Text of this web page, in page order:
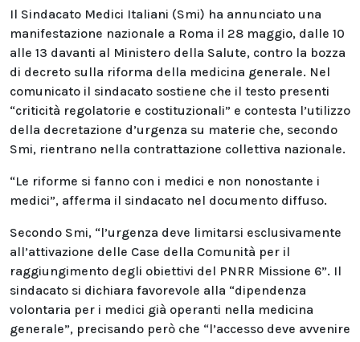
Il Sindacato Medici Italiani (Smi) ha annunciato una
manifestazione nazionale a Roma il 28 maggio, dalle 10
alle 13 davanti al Ministero della Salute, contro la bozza
di decreto sulla riforma della medicina generale. Nel
comunicato il sindacato sostiene che il testo presenti
“criticità regolatorie e costituzionali” e contesta l’utilizzo
della decretazione d’urgenza su materie che, secondo
Smi, rientrano nella contrattazione collettiva nazionale.
“Le riforme si fanno con i medici e non nonostante i
medici”, afferma il sindacato nel documento diffuso.
Secondo Smi, “l’urgenza deve limitarsi esclusivamente
all’attivazione delle Case della Comunità per il
raggiungimento degli obiettivi del PNRR Missione 6”. Il
sindacato si dichiara favorevole alla “dipendenza
volontaria per i medici già operanti nella medicina
generale”, precisando però che “l’accesso deve avvenire